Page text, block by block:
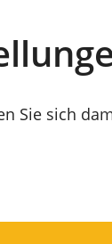
Sie sich